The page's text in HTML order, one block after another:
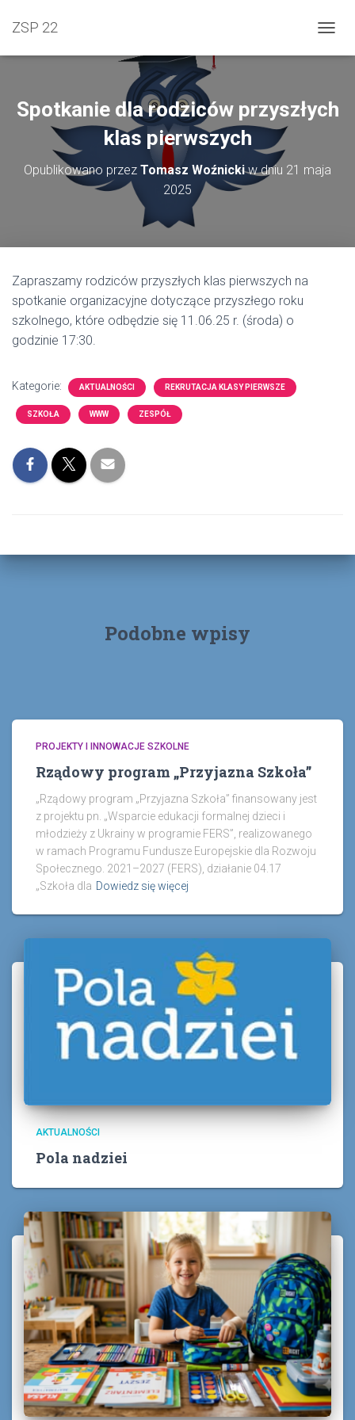
ZSP 22
Spotkanie dla rodziców przyszłych
klas pierwszych
Opublikowano przez Tomasz Woźnickiw dniu 21 maja
2025
Zapraszamy rodziców przyszłych klas pierwszych na
spotkanie organizacyjne dotyczące przyszłego roku
szkolnego, które odbędzie się 11.06.25 r. (środa) o
godzinie 17:30.
Kategorie: AKTUALNOŚCI REKRUTACJA KLASY PIERWSZE
SZKOŁA WWW ZESPÓŁ
Podobne wpisy
PROJEKTY I INNOWACJE SZKOLNE
Rządowy program „Przyjazna Szkoła”
„Rządowy program „Przyjazna Szkoła” finansowany jest
z projektu pn. „Wsparcie edukacji formalnej dzieci i
młodzieży z Ukrainy w programie FERS”, realizowanego
w ramach Programu Fundusze Europejskie dla Rozwoju
Społecznego. 2021–2027 (FERS), działanie 04.17
„Szkoła dla Dowiedz się więcej
AKTUALNOŚCI
Pola nadziei